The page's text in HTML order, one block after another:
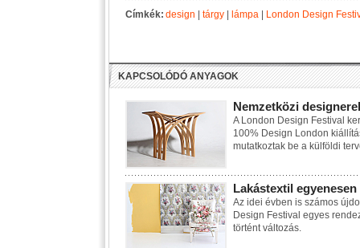
Címkék:design tárgy lámpa London Design
KAPCSOLÓDÓ ANYAGOK
Nemzetközi
A London Design Festival
100% Design London
mutatkoztak be a külföldi
Lakástextil
Az idei évben is számos
Design Festival egyes
történt változás.